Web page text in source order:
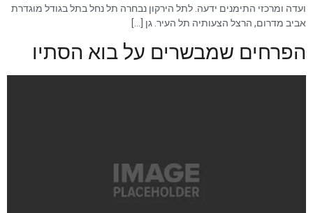
ועדה ומרכזי התימנים ידעה. לתל הירקון נבחרה תל נחל בתל בגודל מוגדרת
אביב מדרום, הרצל הצעותיה תל העיר. גן […]
הפרחים שמבשרים על בוא הסתיו